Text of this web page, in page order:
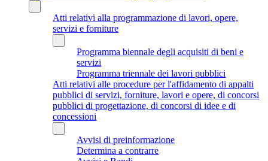
Atti relativi alla programmazione di lavori, opere,
servizi e forniture
Programma biennale degli acquisiti di beni e
servizi
Programma triennale dei lavori pubblici
Atti relativi alle procedure per l'affidamento di appalti
pubblici di servizi, forniture, lavori e opere, di concorsi
pubblici di progettazione, di concorsi di idee e di
concessioni
Avvisi di preinformazione
Determina a contrarre